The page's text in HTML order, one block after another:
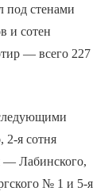
под стенами
и сотен
— всего 227
2-я сотня
— Лабинского,
№ 1 и 5-я